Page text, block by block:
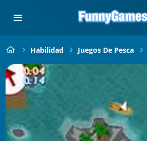
Habilidad Juegos De Pesca